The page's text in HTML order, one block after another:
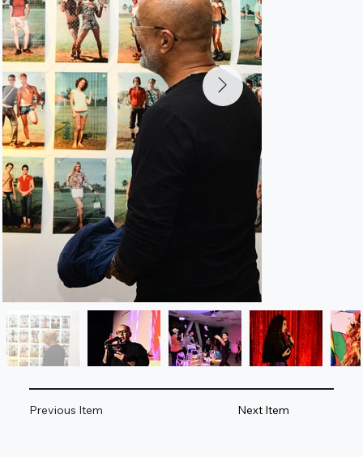
Next Item
Previous Item